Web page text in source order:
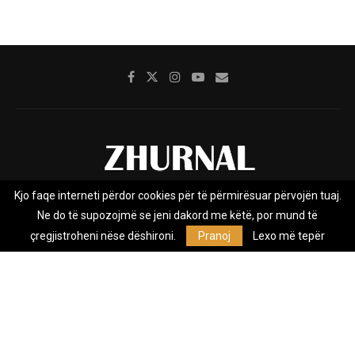
Rreth nesh Impresumi Marketing
Kontakt
Privacy Policy
Zhurnal.mk është Agjenci e Lajmeve e pavarur, e themeluar në vitin
Kjo faqe interneti përdor cookies për të përmirësuar përvojën tuaj.
Ne do të supozojmë se jeni dakord me këtë, por mund të
çregjistroheni nëse dëshironi.
Pranoj Lexo më tepër